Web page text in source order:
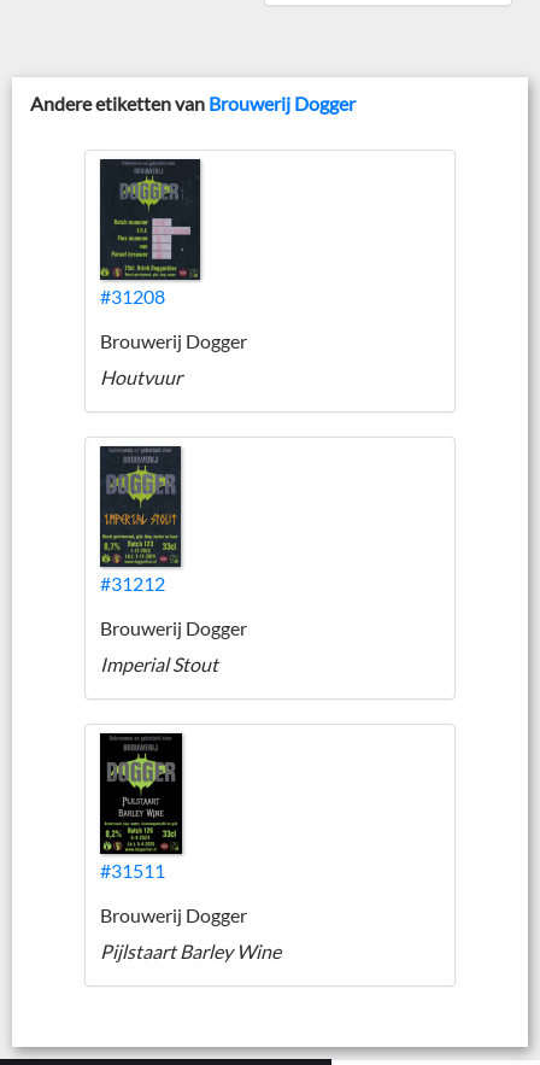
Andere etiketten van Brouwerij Dogger
#31208
Brouwerij Dogger
Houtvuur
#31212
Brouwerij Dogger
Imperial Stout
#31511
Brouwerij Dogger
Pijlstaart Barley Wine